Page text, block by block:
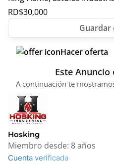
RD$30,000
Hacer oferta
Este
A continuación te
Hosking
Miembro desde: 8 años
Cuenta verificada